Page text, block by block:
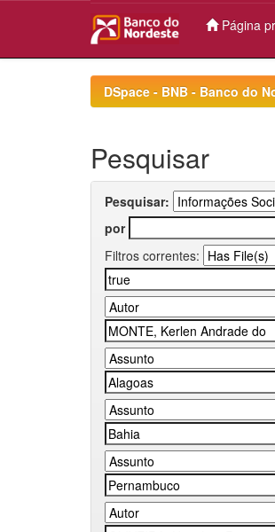
Página
DSpace - BNB - Banco do
Pesquisar
Pesquisar:
por
Filtros correntes: